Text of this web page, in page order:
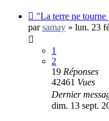
"La terre ne tourne
parsamay » lun. 23
1
2
19 Réponses
42461 Vues
Dernier
dim. 13 sept.